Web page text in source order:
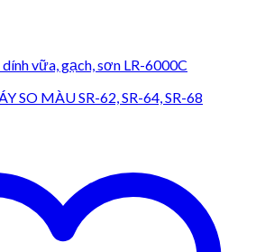
vữa, gạch, sơn LR-6000C